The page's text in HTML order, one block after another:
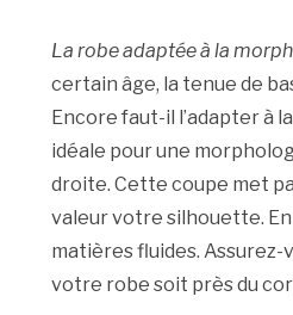
La robe adaptée à la
certain âge, la tenue de
Encore faut-il l’adapter à
idéale pour une
droite. Cette coupe met
valeur votre silhouette.
matières fluides. Assurez-
votre robe soit près du